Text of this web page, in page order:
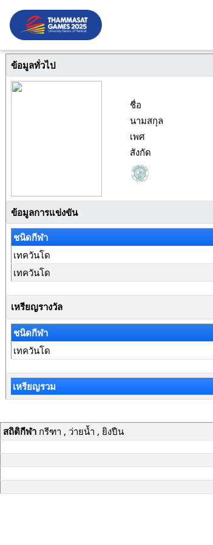
ข้อมูลทั่วไป
ชื่อ
นามสกุล
เพศ
สังกัด
ข้อมูลการแข่งขัน
ชนิดกีฬา
เทควันโด
เทควันโด
เหรียญรางวัล
ชนิดกีฬา
เทควันโด
เหรียญรวม
สถิติกีฬากรีฑา , ว่ายน้ำ , ยิงปืน